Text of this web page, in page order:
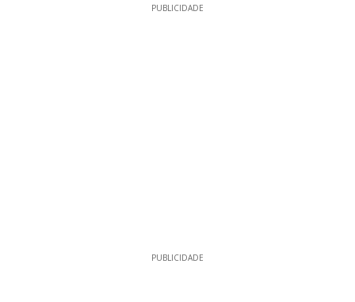
PUBLICIDADE
PUBLICIDADE